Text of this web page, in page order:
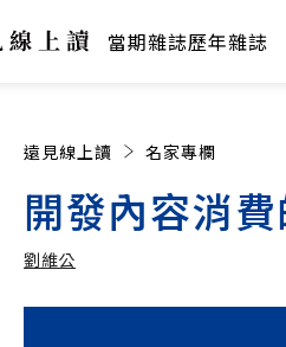
當期雜誌歷年雜誌
遠見線上讀 名家專欄
開發內容消
劉維公